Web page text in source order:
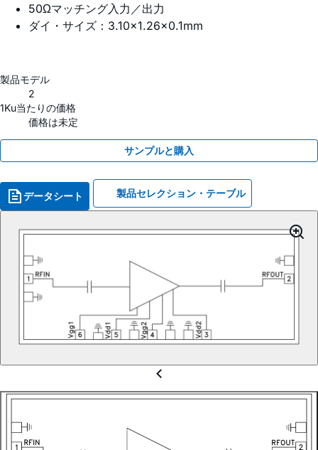
50Ωマッチング入力／出力
ダイ・サイズ：3.10×1.26×0.1mm
製品モデル
2
1Ku当たりの価格
価格は未定
サンプルと購入
データシート 製品セレクション・テーブル